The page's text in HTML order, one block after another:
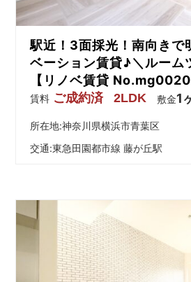
駅近！3面採光！南向きで
ベーション賃貸♪＼ルーム
【リノベ賃貸
賃料 ご成約済 2LDK 敷金1
所在地:神奈川県横浜市青葉区
交通:東急田園都市線 藤が丘駅